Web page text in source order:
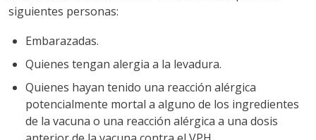
siguientes personas:
Embarazadas.
Quienes tengan alergia a la levadura.
Quienes hayan tenido una reacción alérgica
potencialmente mortal a alguno de los ingredientes
de la vacuna o una reacción alérgica a una dosis